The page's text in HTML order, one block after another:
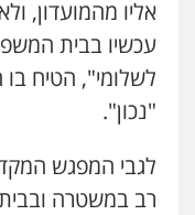
אליו מהמועדון,
עכשיו בבית
לשלומי", הטיח
"נכון".
לגבי המפגש
רב במשטרה